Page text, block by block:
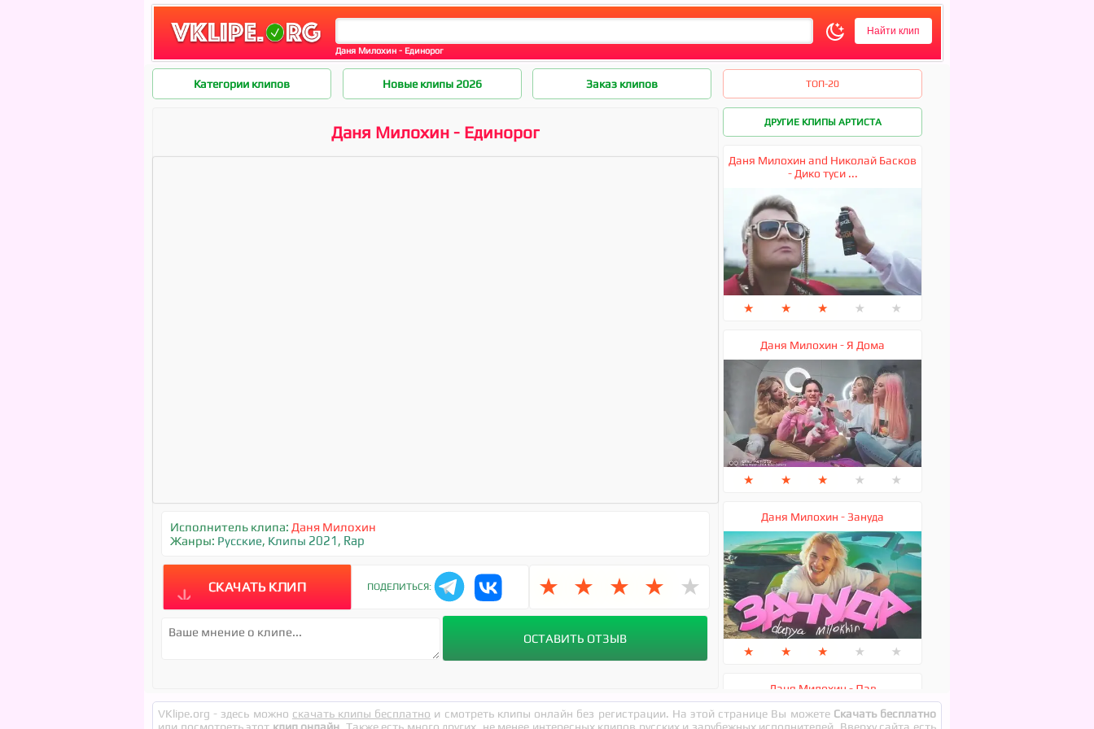
Даня Милохин - Единорог
Категории клипов Новые клипы 2026 Заказ клипов ТОП-20
Даня Милохин - Единорог
Исполнитель клипа: Даня Милохин
Жанры: Русские, Клипы 2021 , Rap
СКАЧАТЬ КЛИП ПОДЕЛИТЬСЯ: ★ ★ ★ ★ ★
ДРУГИЕ КЛИПЫ АРТИСТА
Даня Милохин and Николай Басков
- Дико туси ...
★ ★ ★ ★ ★
Даня Милохин - Я Дома
★ ★ ★ ★ ★
Даня Милохин - Зануда
★ ★ ★ ★ ★
Даня Милохин - Лав
VKlipe.org - здесь можно скачать клипы бесплатно и смотреть клипы онлайн без регистрации. На этой странице Вы можете Скачать бесплатно